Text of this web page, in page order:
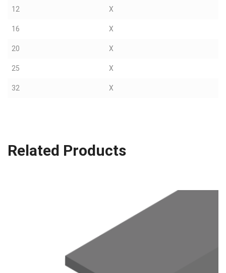
12 X
16 X
20 X
25 X
32 X
Related Products